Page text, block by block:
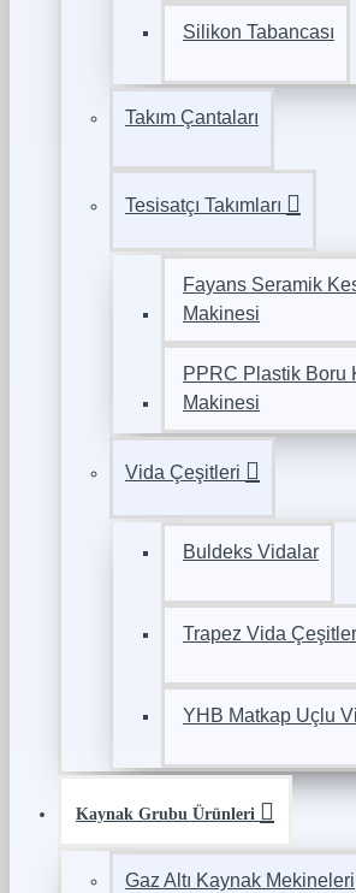
Silikon Tabancası
Takım Çantaları
Tesisatçı Takımları
Fayans Seramik
Makinesi
PPRC Plastik Boru
Makinesi
Vida Çeşitleri
Buldeks Vidalar
Trapez Vida
YHB Matkap Uçlu
Kaynak Grubu Ürünleri
Gaz Altı Kaynak Mekineleri